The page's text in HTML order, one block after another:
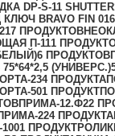
DP-S-11 SHUTTER
BRAVO FIN
17 ПРОДУКТОВ
П-111 ПРОДУКТ
6 ПРОДУКТОВ
(УНИВЕРС.)
234 ПРОДУКТА
501 ПРОДУКТ
ПРИМА-12.Ф22
224 ПРОДУКТА
1 ПРОДУКТ